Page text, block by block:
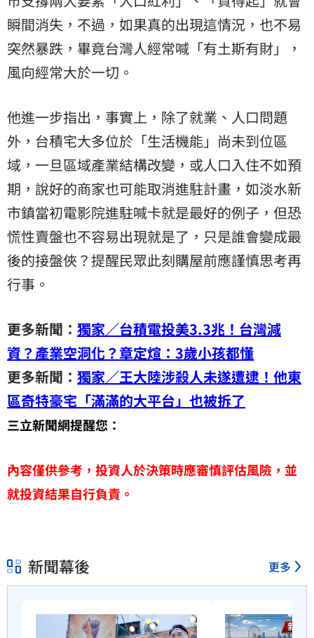
瞬間消失，不過，如果真的出現這情況，也不易
突然暴跌，畢竟台灣人經常喊「有土斯有財」，
風向經常大於一切。
他進一步指出，事實上，除了就業、人口問題
外，台積宅大多位於「生活機能」尚未到位區
域，一旦區域產業結構改變，或人口入住不如預
期，說好的商家也可能取消進駐計畫，如淡水新
市鎮當初電影院進駐喊卡就是最好的例子，但恐
慌性賣盤也不容易出現就是了，只是誰會變成最
後的接盤俠？提醒民眾此刻購屋前應謹慎思考再
行事。
更多新聞： 獨家／台積電投美3.3兆！台灣減
資？產業空洞化？章定煊：3歲小孩都懂
更多新聞： 獨家／王大陸涉殺人未遂遭逮！他東
區奇特豪宅「滿滿的大平台」也被拆了
三立新聞網提醒您：
內容僅供參考，投資人於決策時應審慎評估風險，並
就投資結果自行負責。
新聞幕後 更多